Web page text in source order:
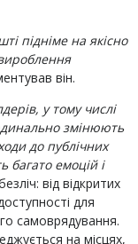
підніме на якісно
він.
у тому числі
змінюють
до публічних
багато емоцій і
від відкритих
для
самоврядування.
на місцях,